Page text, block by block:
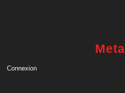
Meta
Connexion